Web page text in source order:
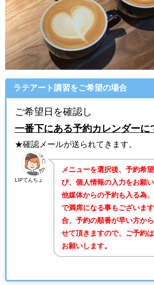
ラテアート講習をご希望の場合
ご希望日を確認し
一番下にある予約カレンダーに
★確認メールが送られてきます。
LIPてんちょ
メニューを選択後、予約希
び、個人情報の入力をお願い
他媒体からの予約も入る為
で満席になる事もございま
合、予約の順番が早い方か
せて頂きますので、ご予約
お願いします。